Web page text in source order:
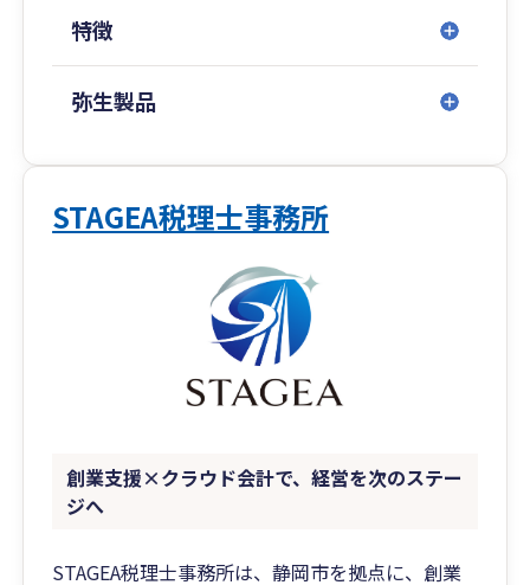
◆投資に強い！
不動産、太陽光、株式、保険など、富裕層の方が
はじめまして！
静岡県静岡市の最高のＩＴ税理士法人、最高のＩ
Ｔ経営支援株式会社の代表税理士 戸越裕介（とご
えゆうすけ）と申します。
私の祖父と父は昔、大阪で工場を経営し、毎日朝
4時に起きて誰よりも早く出社し、ボイラーを焚
いて機械を温め、真っ黒になりながら汗をかき、
日が暮れるまで働いていました。
金繰りはお世辞にも順風満帆で安心経営とは言え
ず、金策に走る事も多かったと聞いています。
当時は、「黒字なのに資金繰りが厳しい理由」が
特徴
弥生製品
STAGEA税理士事務所
創業支援×クラウド会計で、経営を次のステー
ジへ
STAGEA税理士事務所は、静岡市を拠点に、創業